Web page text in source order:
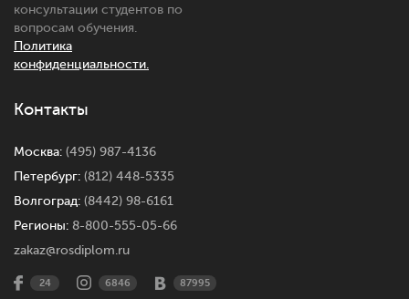
консультации студентов по
вопросам обучения.
Политика
конфиденциальности.
Контакты
Москва: (495) 987-4136
Петербург: (812) 448-5335
Волгоград: (8442) 98-6161
Регионы: 8-800-555-05-66
zakaz@rosdiplom.ru
24 6846 87995